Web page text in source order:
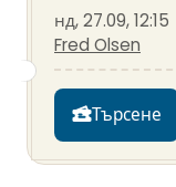
нд, 27.09, 12:15
Fred Olsen
Търсене